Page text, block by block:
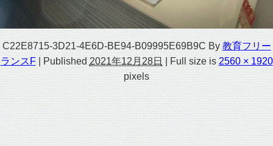
C22E8715-3D21-4E6D-BE94-B09995E69B9C By 教育フリー
ランスF
Published 2021年12月28日 Full size is 2560 × 1920
pixels